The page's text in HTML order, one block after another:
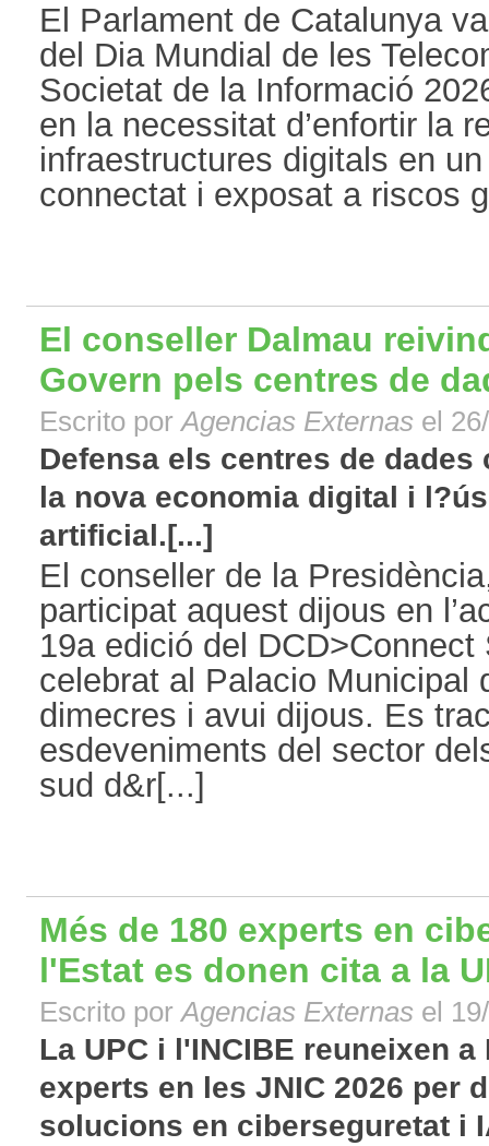
El Parlament de Catalunya
del Dia Mundial de les
Societat de la Informació
en la necessitat d’enfortir la
infraestructures digitals en
connectat i exposat a riscos
El conseller Dalmau
Govern pels centres de
Escrito porAgencias Externas el
Defensa els centres de
la nova economia digital i
artificial.[...]
El conseller de la
participat aquest dijous en
19a edició del
celebrat al Palacio Municipal
dimecres i avui dijous. Es
esdeveniments del sector
sud d&r[...]
Més de 180 experts en
l'Estat es donen cita a la
Escrito porAgencias Externas el
La UPC i l'INCIBE reuneixen
experts en les JNIC 2026 per
solucions en ciberseguretat i